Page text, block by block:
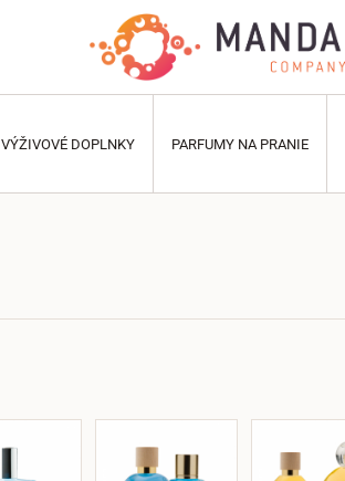
VÝŽIVOVÉ DOPLNKY PARFUMY NA PRANIE